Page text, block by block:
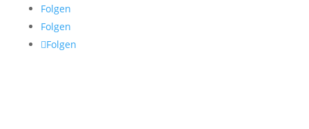
Folgen
Folgen
Folgen